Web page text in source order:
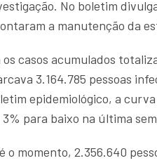
No boletim
a manutenção da
casos acumulados
3.164.785 pessoas
epidemiológico, a
3% para baixo na última
o momento, 2.356.640